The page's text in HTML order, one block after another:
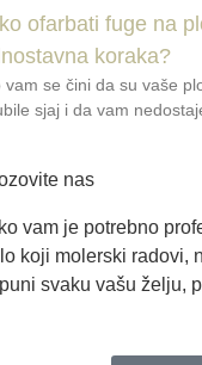
ofarbati fuge na
koraka?
vam se čini da su vaše
sjaj i da vam
nas
vam je potrebno
koji molerski radovi,
svaku vašu želju,